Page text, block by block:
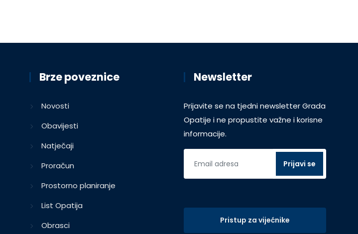
Brze poveznice
Novosti
Obavijesti
Natječaji
Proračun
Prostorno planiranje
List Opatija
Obrasci
Newsletter
Prijavite se na tjedni newsletter Grada
Opatije i ne propustite važne i korisne
informacije.
Pristup za vijećnike